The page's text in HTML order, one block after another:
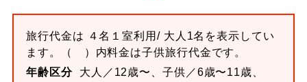
旅行代金は ４名１室利用/ 大人1名を表示してい
ます。
（ ）内料金は子供旅行代金です。
年齢区分
大人／12歳〜、子供／6歳〜11歳、